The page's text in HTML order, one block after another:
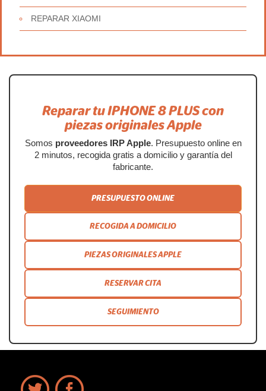
REPARAR XIAOMI
Reparar tu IPHONE 8 PLUS con
piezas originales Apple
Somos proveedores IRP Apple. Presupuesto online en
2 minutos, recogida gratis a domicilio y garantía del
fabricante.
PRESUPUESTO ONLINE
RECOGIDA A DOMICILIO
PIEZAS ORIGINALES APPLE
RESERVAR CITA
SEGUIMIENTO